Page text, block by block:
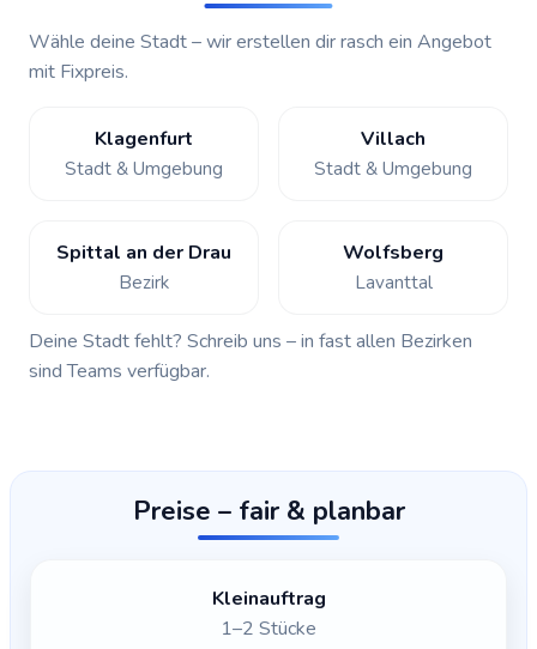
Wähle deine Stadt – wir erstellen dir rasch ein Angebot
mit Fixpreis.
Klagenfurt
Stadt & Umgebung
Villach
Stadt & Umgebung
Spittal an der Drau
Bezirk
Wolfsberg
Lavanttal
Deine Stadt fehlt? Schreib uns – in fast allen Bezirken
sind Teams verfügbar.
Preise – fair & planbar
Kleinauftrag
1–2 Stücke